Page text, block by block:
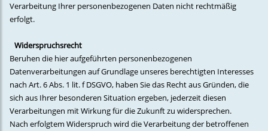
Verarbeitung Ihrer personenbezogenen Daten nicht rechtmäßig
erfolgt.
Widerspruchsrecht
Beruhen die hier aufgeführten personenbezogenen
Datenverarbeitungen auf Grundlage unseres berechtigten Interesses
nach Art. 6 Abs. 1 lit. f DSGVO, haben Sie das Recht aus Gründen, die
sich aus Ihrer besonderen Situation ergeben, jederzeit diesen
Verarbeitungen mit Wirkung für die Zukunft zu widersprechen.
Nach erfolgtem Widerspruch wird die Verarbeitung der betroffenen